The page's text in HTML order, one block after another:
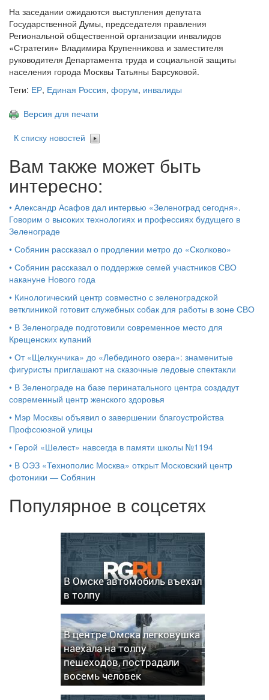
На заседании ожидаются выступления депутата
Государственной Думы, председателя правления
Региональной общественной организации инвалидов
«Стратегия» Владимира Крупенникова и заместителя
руководителя Департамента труда и социальной защиты
населения города Москвы Татьяны Барсуковой.
Теги: ЕР, Единая Россия, форум, инвалиды
Версия для печати
К списку новостей
Вам также может быть
интересно:
• Александр Асафов дал интервью «Зеленоград сегодня».
Говорим о высоких технологиях и профессиях будущего в
Зеленограде
• Собянин рассказал о продлении метро до «Сколково»
• Собянин рассказал о поддержке семей участников СВО
накануне Нового года
• Кинологический центр совместно с зеленоградской
ветклиникой готовит служебных собак для работы в зоне СВО
• В Зеленограде подготовили современное место для
Крещенских купаний
• От «Щелкунчика» до «Лебединого озера»: знаменитые
фигуристы приглашают на сказочные ледовые спектакли
• В Зеленограде на базе перинатального центра создадут
современный центр женского здоровья
• Мэр Москвы объявил о завершении благоустройства
Профсоюзной улицы
• Герой «Шелест» навсегда в памяти школы №1194
• В ОЭЗ «Технополис Москва» открыт Московский центр
фотоники — Собянин
Популярное в соцсетях
В Омске автомобиль въехал
в толпу
В центре Омска легковушка
наехала на толпу
пешеходов, пострадали
восемь человек